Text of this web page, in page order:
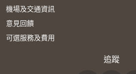
機場及交通資訊
意見回饋
可選服務及費用
追蹤